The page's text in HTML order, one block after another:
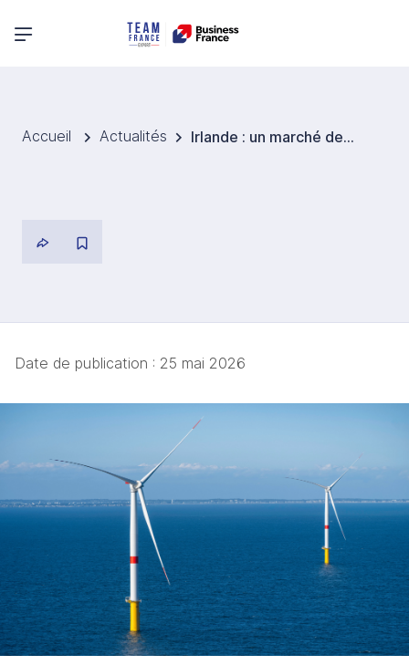
Menu principal
Accueil Actualités Irlande : un marché des énergies renouvelables en forte accélération, porté par l’éolien offshore, le solaire et la transition du système électrique
Date de publication : 25 mai 2026